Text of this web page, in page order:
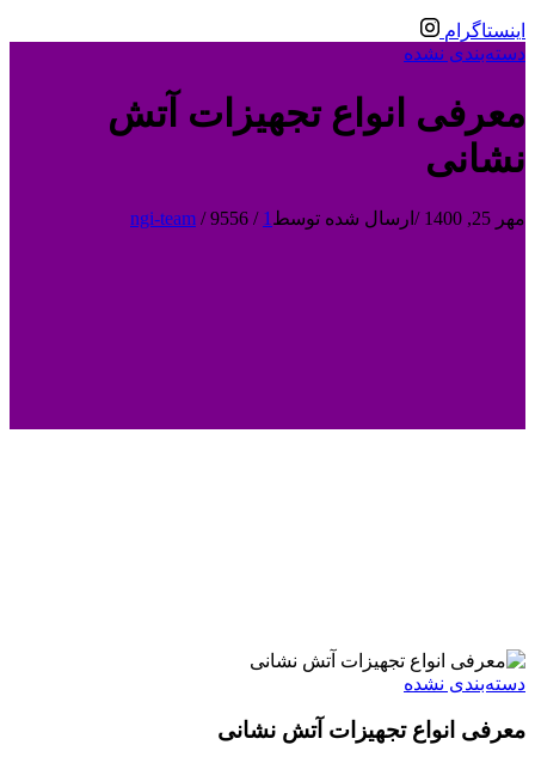
اینستاگرام
دسته‌بندی نشده
معرفی انواع تجهیزات آتش
نشانی
مهر 25, 1400 / ارسال شده توسط ngi-team / 9556 / 1
دسته‌بندی نشده
معرفی انواع تجهیزات آتش نشانی